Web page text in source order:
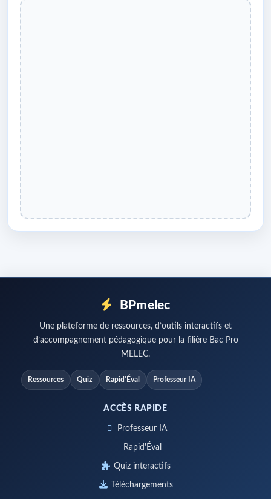
BPmelec
Une plateforme de ressources, d’outils interactifs et
d’accompagnement pédagogique pour la filière Bac Pro
MELEC.
Ressources Quiz Rapid'Éval Professeur IA
ACCÈS RAPIDE
Professeur IA
Rapid'Éval
Quiz interactifs
Téléchargements